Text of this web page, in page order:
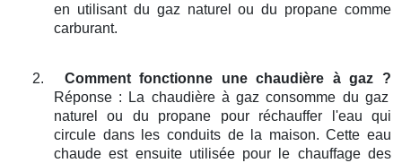
en utilisant du gaz naturel ou du propane comme
carburant.
2.
Comment fonctionne une chaudière à gaz ?
Réponse : La chaudière à gaz consomme du gaz
naturel ou du propane pour réchauffer l'eau qui
circule dans les conduits de la maison. Cette eau
chaude est ensuite utilisée pour le chauffage des